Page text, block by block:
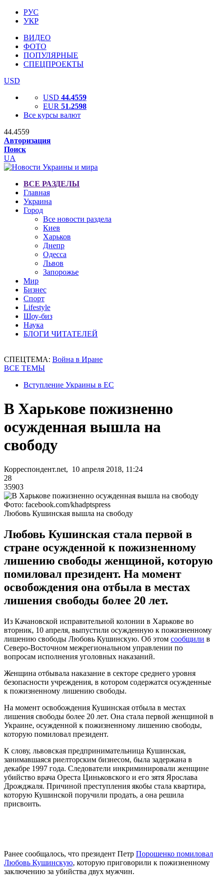
РУС
УКР
ВИДЕО
ФОТО
ПОПУЛЯРНЫЕ
СПЕЦПРОЕКТЫ
USD
USD 44.4559
EUR 51.2598
Все курсы валют
44.4559
Авторизация
Поиск
UA
ВСЕ РАЗДЕЛЫ
Главная
Украина
Город
Все новости раздела
Киев
Харьков
Днепр
Одесса
Львов
Запорожье
Мир
Бизнес
Спорт
Lifestyle
Шоу-биз
Наука
БЛОГИ ЧИТАТЕЛЕЙ
СПЕЦТЕМА: Война в Иране
ВСЕ ТЕМЫ
Вступление Украины в ЕС
В Харькове пожизненно
осужденная вышла на
свободу
Корреспондент.net, 10 апреля 2018, 11:24
28
35903
Фото: facebook.com/khadptspress
Любовь Кушинская вышла на свободу
Любовь Кушинская стала первой в
стране осужденной к пожизненному
лишению свободы женщиной, которую
помиловал президент. На момент
освобождения она отбыла в местах
лишения свободы более 20 лет.
Из Качановской исправительной колонии в Харькове во
вторник, 10 апреля, выпустили осужденную к пожизненному
лишению свободы Любовь Кушинскую. Об этом сообщили в
Северо-Восточном межрегиональном управлении по
вопросам исполнения уголовных наказаний.
Женщина отбывала наказание в секторе среднего уровня
безопасности учреждения, в котором содержатся осужденные
к пожизненному лишению свободы.
На момент освобождения Кушинская отбыла в местах
лишения свободы более 20 лет. Она стала первой женщиной в
Украине, осужденной к пожизненному лишению свободы,
которую помиловал президент.
К слову, львовская предпринимательница Кушинская,
занимавшаяся риелторским бизнесом, была задержана в
декабре 1997 года. Следователи инкриминировали женщине
убийство врача Ореста Циньковского и его зятя Ярослава
Дрожджаля. Причиной преступления якобы стала квартира,
которую Кушинской поручили продать, а она решила
присвоить.
Ранее сообщалось, что президент Петр Порошенко помиловал
Любовь Кушинскую, которую приговорили к пожизненному
заключению за убийства двух мужчин.